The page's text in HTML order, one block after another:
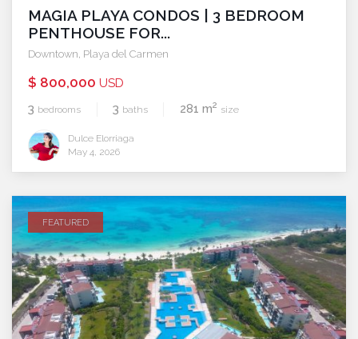
MAGIA PLAYA CONDOS | 3 BEDROOM
PENTHOUSE FOR...
Downtown Playa del Carmen
$ 800,000 USD
3 bedrooms 3 baths 281 m2 size
Dulce Elorriaga
May 4, 2026
FEATURED